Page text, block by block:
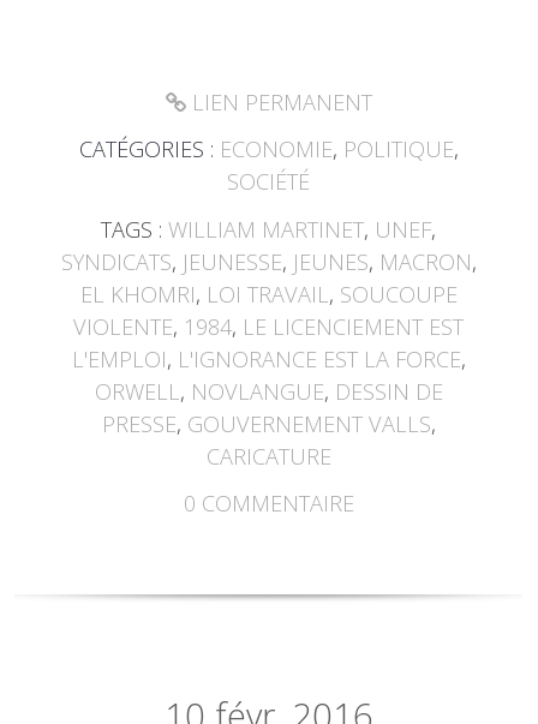
LIEN PERMANENT
CATÉGORIES : ECONOMIE, POLITIQUE,
SOCIÉTÉ
TAGS :WILLIAM MARTINET, UNEF,
SYNDICATS, JEUNESSE, JEUNES, MACRON,
EL KHOMRI, LOI TRAVAIL , SOUCOUPE
VIOLENTE, 1984, LE LICENCIEMENT EST
L'EMPLOI, L'IGNORANCE EST LA FORCE,
ORWELL , NOVLANGUE, DESSIN DE
PRESSE, GOUVERNEMENT VALLS,
CARICATURE
0 COMMENTAIRE